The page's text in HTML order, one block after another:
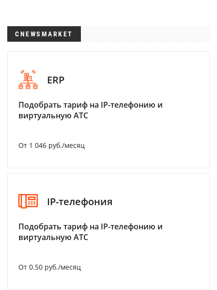
CNEWSMARKET
ERP
Подобрать тариф на IP-телефонию и
виртуальную АТС
От 1 046 руб./месяц
IP-телефония
Подобрать тариф на IP-телефонию и
виртуальную АТС
От 0.50 руб./месяц